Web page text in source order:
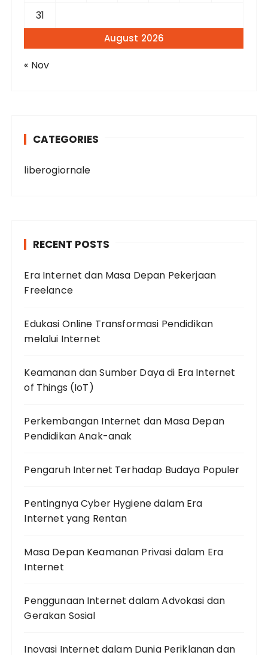
August 2026
31
« Nov
CATEGORIES
liberogiornale
RECENT POSTS
Era Internet dan Masa Depan Pekerjaan
Freelance
Edukasi Online Transformasi Pendidikan
melalui Internet
Keamanan dan Sumber Daya di Era Internet
of Things (IoT)
Perkembangan Internet dan Masa Depan
Pendidikan Anak-anak
Pengaruh Internet Terhadap Budaya Populer
Pentingnya Cyber Hygiene dalam Era
Internet yang Rentan
Masa Depan Keamanan Privasi dalam Era
Internet
Penggunaan Internet dalam Advokasi dan
Gerakan Sosial
Inovasi Internet dalam Dunia Periklanan dan